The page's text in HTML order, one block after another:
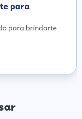
para
para brindarte